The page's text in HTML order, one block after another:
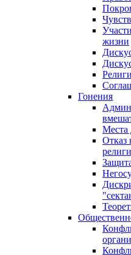
жизни
Гонения
Места
Отказ